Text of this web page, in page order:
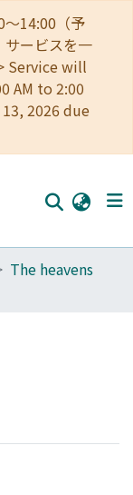
～14:00（予
サービスを一
Service will
AM to 2:00
2026 due
The heavens